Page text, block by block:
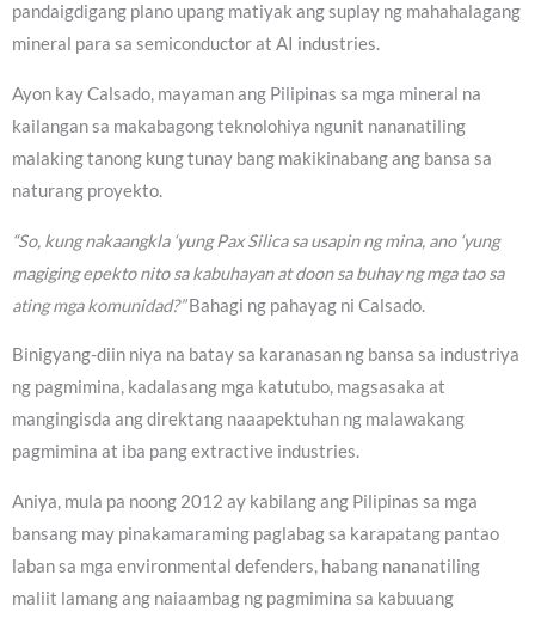
pandaigdigang plano upang matiyak ang suplay ng mahahalagang
mineral para sa semiconductor at AI industries.
Ayon kay Calsado, mayaman ang Pilipinas sa mga mineral na
kailangan sa makabagong teknolohiya ngunit nananatiling
malaking tanong kung tunay bang makikinabang ang bansa sa
naturang proyekto.
“So, kung nakaangkla ‘yung Pax Silica sa usapin ng mina, ano ‘yung
magiging epekto nito sa kabuhayan at doon sa buhay ng mga tao sa
ating mga komunidad?”Bahagi ng pahayag ni Calsado.
Binigyang-diin niya na batay sa karanasan ng bansa sa industriya
ng pagmimina, kadalasang mga katutubo, magsasaka at
mangingisda ang direktang naaapektuhan ng malawakang
pagmimina at iba pang extractive industries.
Aniya, mula pa noong 2012 ay kabilang ang Pilipinas sa mga
bansang may pinakamaraming paglabag sa karapatang pantao
laban sa mga environmental defenders, habang nananatiling
maliit lamang ang naiaambag ng pagmimina sa kabuuang